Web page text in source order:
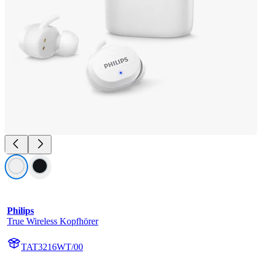
Philips
True Wireless Kopfhörer
TAT3216WT/00